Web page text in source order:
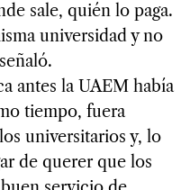
sale, quién lo paga.
universidad y no
antes la UAEM había
tiempo, fuera
universitarios y, lo
de querer que los